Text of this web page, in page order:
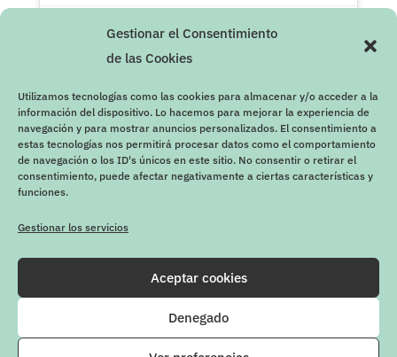
Gestionar el Consentimiento
de las Cookies
Utilizamos tecnologías como las cookies para almacenar y/o acceder a la
información del dispositivo. Lo hacemos para mejorar la experiencia de
navegación y para mostrar anuncios personalizados. El consentimiento a
estas tecnologías nos permitirá procesar datos como el comportamiento
de navegación o los ID's únicos en este sitio. No consentir o retirar el
consentimiento, puede afectar negativamente a ciertas características y
funciones.
Gestionar los servicios
Aceptar cookies
Denegado